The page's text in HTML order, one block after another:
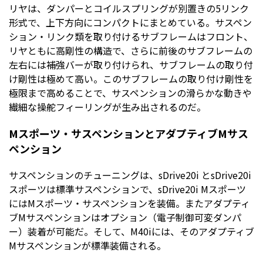
リヤは、ダンパーとコイルスプリングが別置きの5リンク
形式で、上下方向にコンパクトにまとめている。サスペン
ション・リンク類を取り付けるサブフレームはフロント、
リヤともに高剛性の構造で、さらに前後のサブフレームの
左右には補強バーが取り付けられ、サブフレームの取り付
け剛性は極めて高い。このサブフレームの取り付け剛性を
極限まで高めることで、サスペンションの滑らかな動きや
繊細な操舵フィーリングが生み出されるのだ。
Mスポーツ・サスペンションとアダプティブMサス
ペンション
サスペンションのチューニングは、sDrive20i とsDrive20i
スポーツは標準サスペンションで、sDrive20i Mスポーツ
にはMスポーツ・サスペンションを装備。またアダプティ
ブMサスペンションはオプション（電子制御可変ダンパ
ー）装着が可能だ。そして、M40iには、そのアダプティブ
Mサスペンションが標準装備される。